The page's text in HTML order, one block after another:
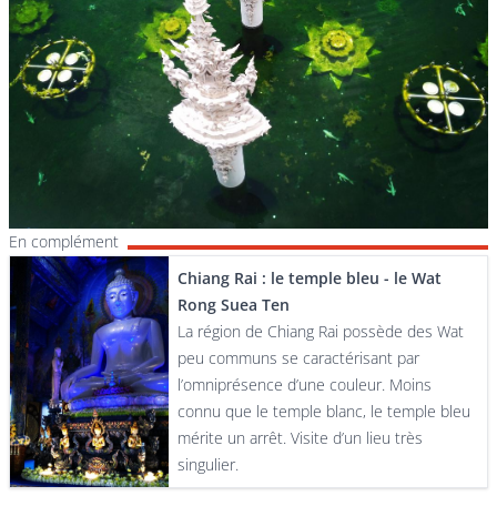
En complément
Chiang Rai : le temple bleu - le Wat
Rong Suea Ten
La région de Chiang Rai possède des Wat
peu communs se caractérisant par
l’omniprésence d’une couleur. Moins
connu que le temple blanc, le temple bleu
mérite un arrêt. Visite d’un lieu très
singulier.